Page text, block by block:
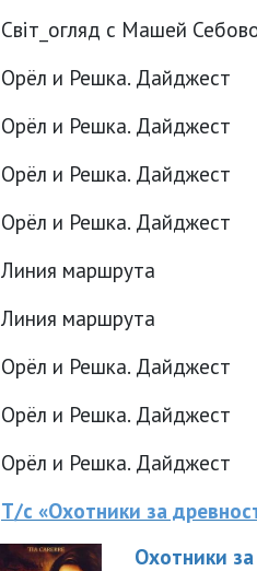
Світ_огляд с Машей
Орёл и Решка. Дайджест
Орёл и Решка. Дайджест
Орёл и Решка. Дайджест
Орёл и Решка. Дайджест
Линия маршрута
Линия маршрута
Орёл и Решка. Дайджест
Орёл и Решка. Дайджест
Орёл и Решка. Дайджест
Т/с «Охотники за
Охотники